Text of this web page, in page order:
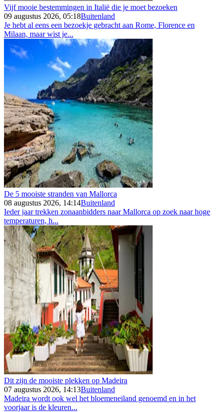
Vijf mooie bestemmingen in Italië die je moet bezoeken
09 augustus 2026, 05:18Buitenland
Je hebt al eens een bezoekje gebracht aan Rome, Florence en
Milaan, maar wist je...
De 5 mooiste stranden van Mallorca
08 augustus 2026, 14:14Buitenland
Ieder jaar trekken zonaanbidders naar Mallorca op zoek naar hoge
temperaturen, h...
Dit zijn de mooiste plekken op Madeira
07 augustus 2026, 14:13Buitenland
Madeira wordt ook wel het bloemeneiland genoemd en in het
voorjaar is de kleuren...